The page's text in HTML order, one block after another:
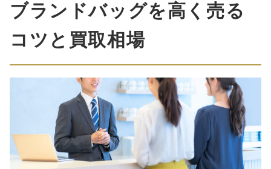
ブランドバッグを高く売る
コツと買取相場